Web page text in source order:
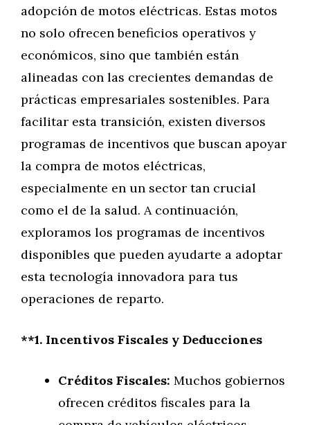
adopción de motos eléctricas. Estas motos
no solo ofrecen beneficios operativos y
económicos, sino que también están
alineadas con las crecientes demandas de
prácticas empresariales sostenibles. Para
facilitar esta transición, existen diversos
programas de incentivos que buscan apoyar
la compra de motos eléctricas,
especialmente en un sector tan crucial
como el de la salud. A continuación,
exploramos los programas de incentivos
disponibles que pueden ayudarte a adoptar
esta tecnología innovadora para tus
operaciones de reparto.
**1. Incentivos Fiscales y Deducciones
Créditos Fiscales: Muchos gobiernos
ofrecen créditos fiscales para la